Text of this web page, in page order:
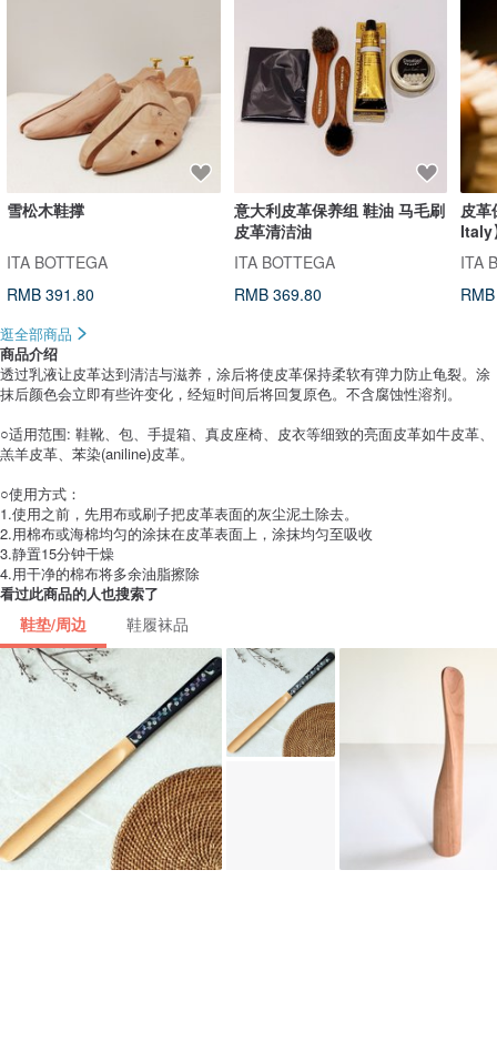
雪松木鞋撑
ITA BOTTEGA
RMB 391.80
意大利皮革保养组 鞋油 马毛刷
皮革清洁油
ITA BOTTEGA
RMB 369.80
皮
Italy
ITA
逛全部商品
商品介绍
透过乳液让皮革达到清洁与滋养，涂后将使皮革保持柔软有弹力防止龟裂。涂
抹后颜色会立即有些许变化，经短时间后将回复原色。不含腐蚀性溶剂。
○适用范围: 鞋靴、包、手提箱、真皮座椅、皮衣等细致的亮面皮革如牛皮革、
羔羊皮革、苯染(aniline)皮革。
○使用方式：
1.使用之前，先用布或刷子把皮革表面的灰尘泥土除去。
2.用棉布或海棉均匀的涂抹在皮革表面上，涂抹均匀至吸收
3.静置15分钟干燥
4.用干净的棉布将多余油脂擦除
看过此商品的人也搜索了
鞋垫/周边 鞋履袜品